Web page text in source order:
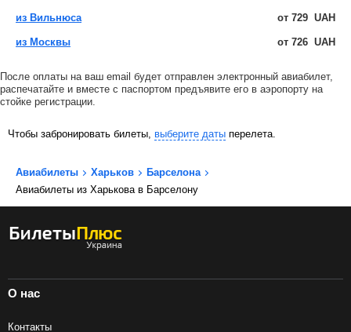
из Вильнюса от 729 UAH
из Москвы от 726 UAH
После оплаты на ваш email будет отправлен электронный авиабилет,
распечатайте и вместе с паспортом предъявите его в аэропорту на
стойке регистрации.
Чтобы забронировать билеты, выберите даты перелета.
Авиабилеты Харьков
Барселона
Авиабилеты из Харькова в Барселону
О нас
Контакты